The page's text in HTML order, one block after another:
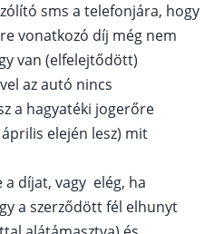
sms a telefonjára, hogy
vonatkozó díj még nem
van (elfelejtődött)
az autó nincs
a hagyatéki jogerőre
elején lesz) mit
díjat, vagy elég, ha
a szerződött fél elhunyt